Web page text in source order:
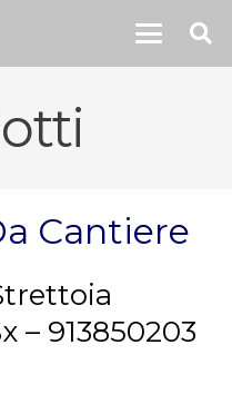
Cantiere
– 913850203